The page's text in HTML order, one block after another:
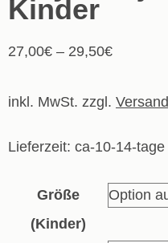
Kinder
27,00€ – 29,50€
inkl. MwSt. zzgl.
Lieferzeit: ca-10-14-tage
Größe
(Kinder)